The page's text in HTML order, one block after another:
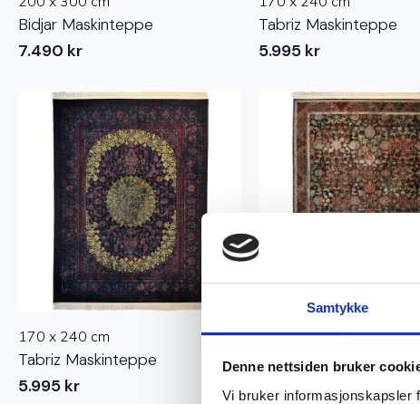
Samtykke
Denne nettsiden bruker
Vi bruker informasjonskapsler
Bidjar Maskinteppe
7.490 kr
Tabriz Maskinteppe
5.995 kr
170 x 240 cm
Tabriz Maskinteppe
5.995 kr
170 x 240 cm
Isfahan Maskinteppe
5.995